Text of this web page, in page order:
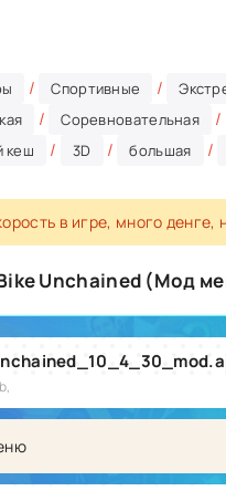
/ Спортивные /
/ Соревновательная /
кеш / 3D / большая /
в игре, много денге,
Unchained (Мод